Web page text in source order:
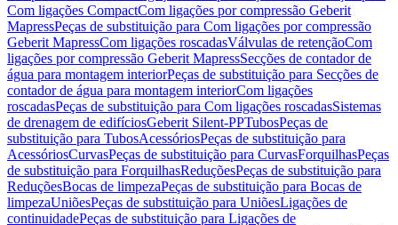
Com ligações CompactCom ligações por compressão Geberit
MapressPeças de substituição para Com ligações por compressão
Geberit MapressCom ligações roscadasVálvulas de retençãoCom
ligações por compressão Geberit MapressSecções de contador de
água para montagem interiorPeças de substituição para Secções de
contador de água para montagem interiorCom ligações
roscadasPeças de substituição para Com ligações roscadasSistemas
de drenagem de edifíciosGeberit Silent-PPTubosPeças de
substituição para TubosAcessóriosPeças de substituição para
AcessóriosCurvasPeças de substituição para CurvasForquilhasPeças
de substituição para ForquilhasReduçõesPeças de substituição para
ReduçõesBocas de limpezaPeças de substituição para Bocas de
limpezaUniõesPeças de substituição para UniõesLigações de
continuidadePeças de substituição para Ligações de